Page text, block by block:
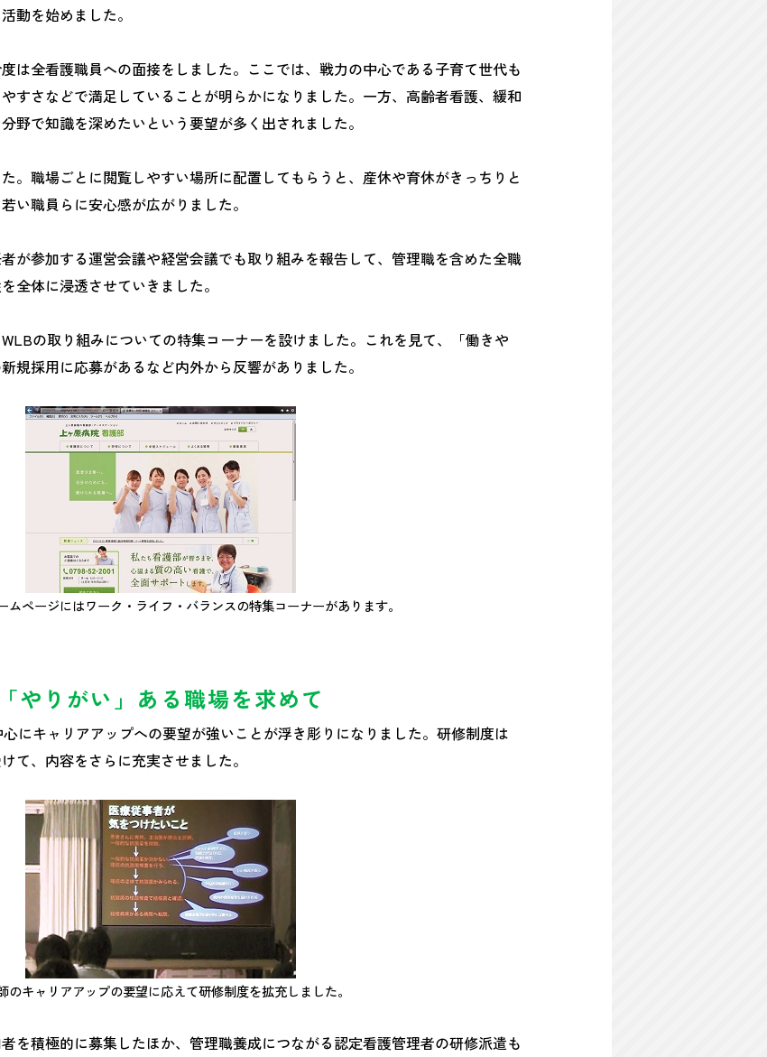
動を始めました。
は全看護職員への面接をしました。ここでは、戦力の中心である子育て世代も
すさなどで満足していることが明らかになりました。一方、高齢者看護、緩和
野で知識を深めたいという要望が多く出されました。
。職場ごとに閲覧しやすい場所に配置してもらうと、産休や育休がきっちりと
い職員らに安心感が広がりました。
が参加する運営会議や経営会議でも取り組みを報告して、管理職を含めた全職
全体に浸透させていきました。
の取り組みについての特集コーナーを設けました。これを見て、「働きや
規採用に応募があるなど内外から反響がありました。
ムページにはワーク・ライフ・バランスの特集コーナーがあります。
「やりがい」ある職場を求めて
にキャリアアップへの要望が強いことが浮き彫りになりました。研修制度は
て、内容をさらに充実させました。
のキャリアアップの要望に応えて研修制度を拡充しました。
を積極的に募集したほか、管理職養成につながる認定看護管理者の研修派遣も